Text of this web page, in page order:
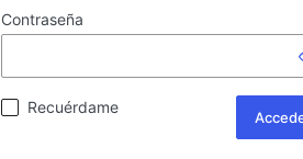
Contraseña
Recuérdame